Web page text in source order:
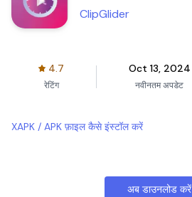
ClipGlider
4.7
रेटिंग
Oct 13, 2024
नवीनतम अपडेट
XAPK / APK फ़ाइल कैसे इंस्टॉल करें
अब डाउनलोड करें